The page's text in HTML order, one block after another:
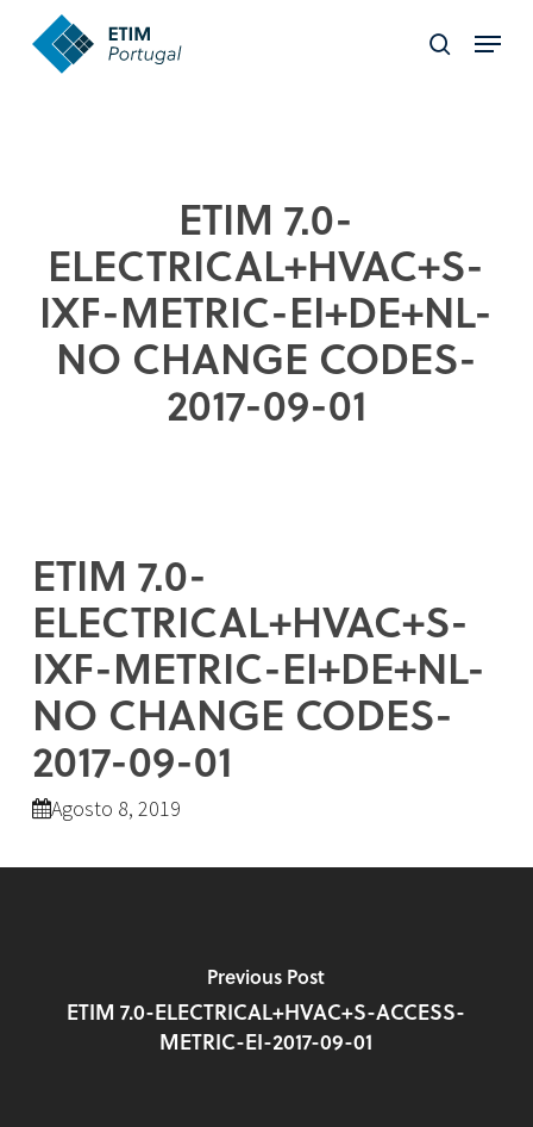
search
Menu
ETIM 7.0-
ELECTRICAL+HVAC+S-
IXF-METRIC-EI+DE+NL-
NO CHANGE CODES-
2017-09-01
ETIM 7.0-
ELECTRICAL+HVAC+S-
IXF-METRIC-EI+DE+NL-
NO CHANGE CODES-
2017-09-01
Agosto 8, 2019
Previous Post
ETIM 7.0-ELECTRICAL+HVAC+S-ACCESS-
METRIC-EI-2017-09-01